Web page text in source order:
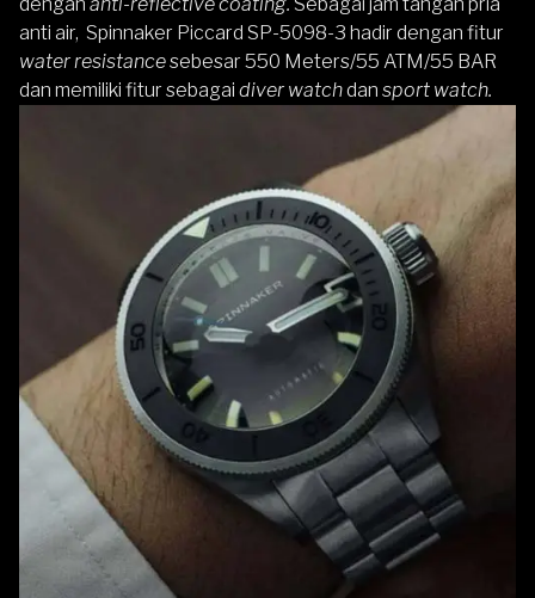
anti air, Spinnaker Piccard SP-5098-3 hadir dengan fitur
water resistancesebesar 550 Meters/55 ATM/55 BAR
dan memiliki fitur sebagai diver watchdan sport watch.